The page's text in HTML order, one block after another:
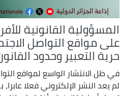
المسؤولية القانونية
على مواقع التواصل
حرية التعبير وحدود
في ظل الانتشار الواسع لمواقع
لم يعد النشر الإلكتروني فعلا